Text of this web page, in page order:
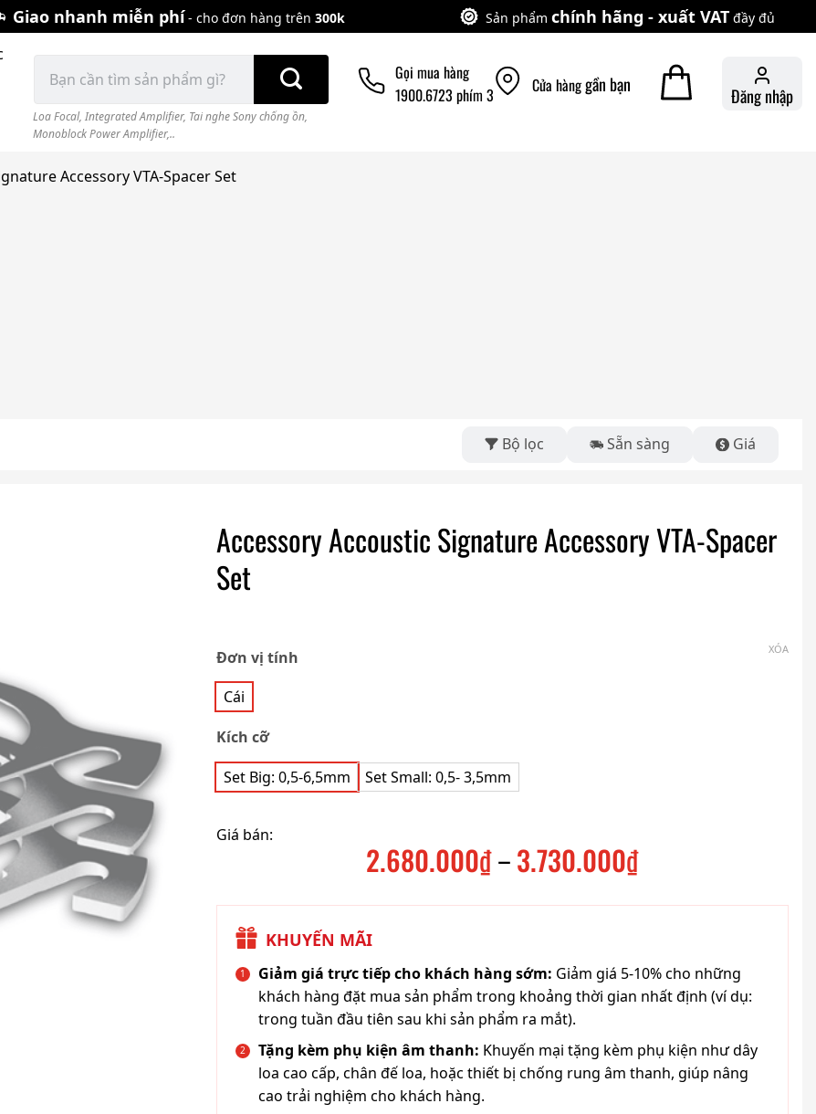
Giao nhanh miễn phí- cho đơn hàng trên 300k Sản phẩm chính hãng - xuất VAT đầy đủ
kiếm:
Loa Focal, Integrated Amplifier, Tai nghe Sony chống ồn,
Monoblock Power Amplifier,..
Gọi mua hàng
1900.6723 phím 3
Cửa hànggần bạn Đăng nhập
Accessory VTA-Spacer Set
Bộ lọc Sẵn sàng Giá
Accessory Accoustic Signature Accessory VTA-Spacer
Set
Đơn vị tính
Cái
Kích cỡ
Set Big: 0,5-6,5mm
Set Small: 0,5- 3,5mm
XÓA
Giá bán:
2.680.000₫–3.730.000₫
Khoảng
giá:
đến
3.730.000₫
KHUYẾN MÃI
Giảm giá trực tiếp cho khách hàng sớm: Giảm giá 5-10% cho những
khách hàng đặt mua sản phẩm trong khoảng thời gian nhất định (ví dụ:
trong tuần đầu tiên sau khi sản phẩm ra mắt).
Tặng kèm phụ kiện âm thanh: Khuyến mại tặng kèm phụ kiện như dây
loa cao cấp, chân đế loa, hoặc thiết bị chống rung âm thanh, giúp nâng
cao trải nghiệm cho khách hàng.